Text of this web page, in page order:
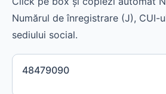
Numărul de înregistrare (J), CUI-
sediului social.
48479090